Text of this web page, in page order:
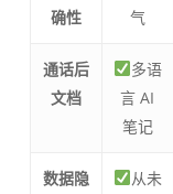
确性
气
通话后
文档
多语
言 AI
笔记
数据隐
从未